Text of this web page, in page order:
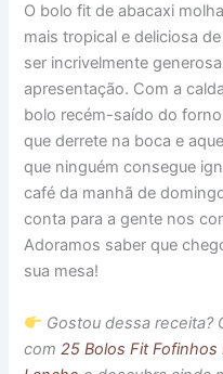
O bolo fit de abacaxi
mais tropical e deliciosa
ser incrivelmente
apresentação. Com a
bolo recém-saído do
que derrete na boca e
que ninguém consegue
café da manhã de
conta para a gente nos
Adoramos saber que
sua mesa!
Gostou dessa receita?
com25 Bolos Fit Fofinhos